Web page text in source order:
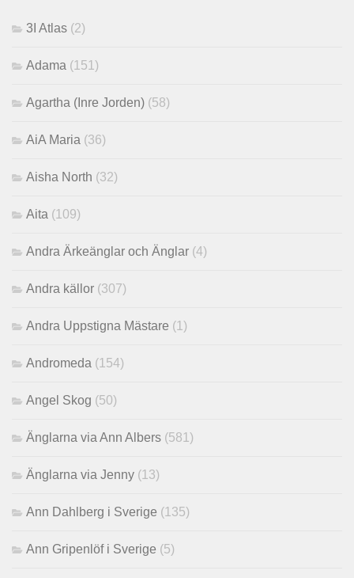
3I Atlas (2)
Adama (151)
Agartha (Inre Jorden) (58)
AiA Maria (36)
Aisha North (32)
Aita (109)
Andra Ärkeänglar och Änglar (4)
Andra källor (307)
Andra Uppstigna Mästare (1)
Andromeda (154)
Angel Skog (50)
Änglarna via Ann Albers (581)
Änglarna via Jenny (13)
Ann Dahlberg i Sverige (135)
Ann Gripenlöf i Sverige (5)